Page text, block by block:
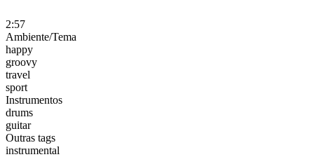
2:57
Ambiente/Tema
happy
groovy
travel
sport
Instrumentos
drums
guitar
Outras tags
instrumental